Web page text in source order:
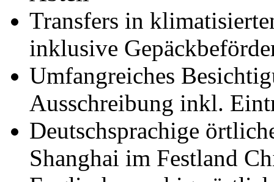
Transfers in
inklusive
Umfangreiches
Ausschreibung inkl.
Deutschsprachige
Shanghai im Festland